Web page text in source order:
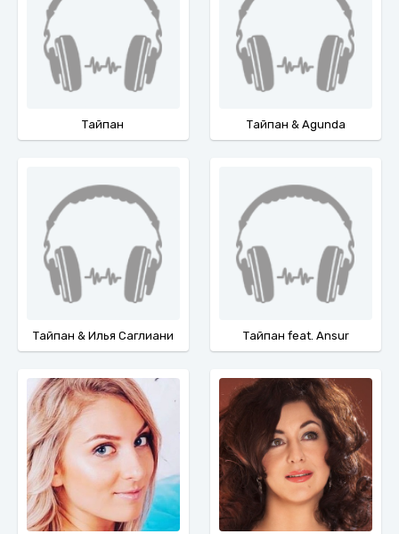
Тайпан Тайпан & Agunda
Тайпан & Илья Саглиани Тайпан feat. Ansur